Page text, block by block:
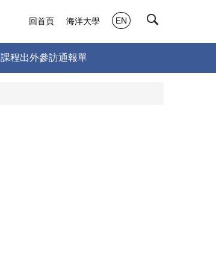
課程出外參訪通報單
回首頁 海洋大學 EN